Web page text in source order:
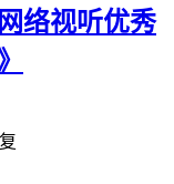
络视听优秀